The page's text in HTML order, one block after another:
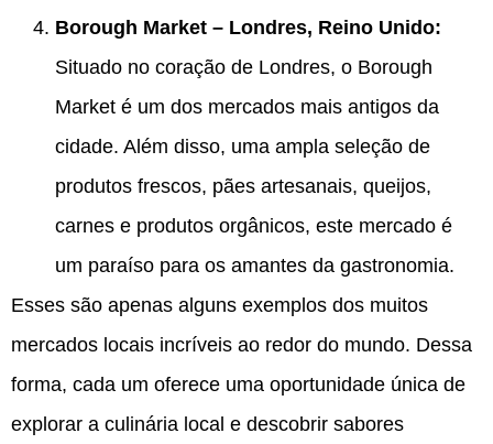
Borough Market – Londres, Reino Unido:
Situado no coração de Londres, o Borough
Market é um dos mercados mais antigos da
cidade. Além disso, uma ampla seleção de
produtos frescos, pães artesanais, queijos,
carnes e produtos orgânicos, este mercado é
um paraíso para os amantes da gastronomia.
Esses são apenas alguns exemplos dos muitos
mercados locais incríveis ao redor do mundo. Dessa
forma, cada um oferece uma oportunidade única de
explorar a culinária local e descobrir sabores